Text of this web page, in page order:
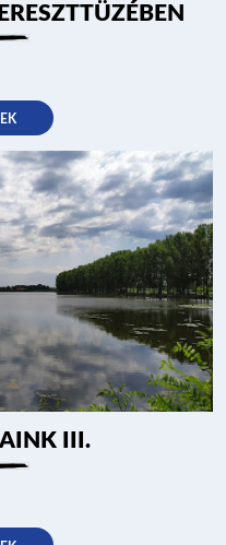
III.